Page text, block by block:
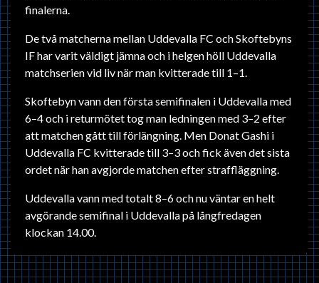
finalerna.
De två matcherna mellan Uddevalla FC och Skoftebyns
IF har varit väldigt jämna och i helgen höll Uddevalla
matchserien vid liv när man kvitterade till 1–1.
Skoftebyn vann den första semifinalen i Uddevalla med
6–4 och i returmötet tog man ledningen med 3–2 efter
att matchen gått till förlängning. Men Donat Gashi i
Uddevalla FC kvitterade till 3–3 och fick även det sista
ordet när han avgjorde matchen efter straffläggning.
Uddevalla vann med totalt 8–6 och nu väntar en helt
avgörande semifinal i Uddevalla på långfredagen
klockan 14.00.